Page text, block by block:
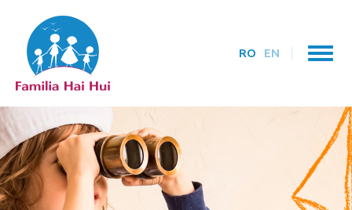
RO EN